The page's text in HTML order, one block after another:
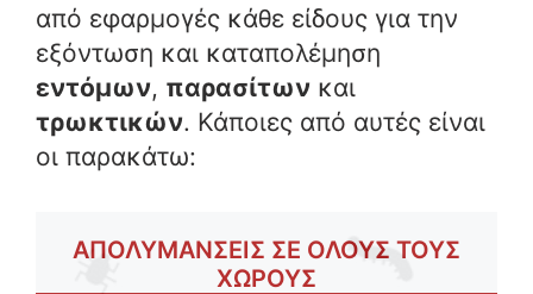
από εφαρμογές κάθε είδους για την
εξόντωση και καταπολέμηση
εντόμων, παρασίτων και
τρωκτικών. Κάποιες από αυτές είναι
οι παρακάτω:
ΑΠΟΛΥΜΑΝΣΕΙΣ ΣΕ ΟΛΟΥΣ ΤΟΥΣ
ΧΩΡΟΥΣ